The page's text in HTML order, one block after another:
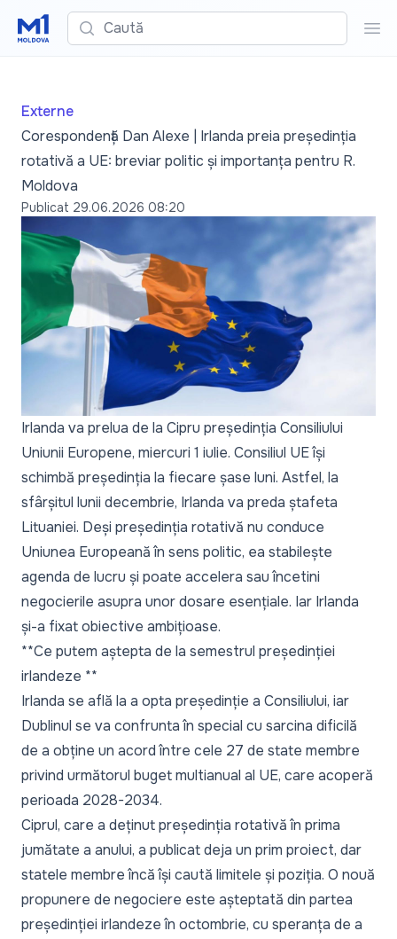
Caută
Externe
Corespondență Dan Alexe | Irlanda preia președinția
rotativă a UE: breviar politic și importanța pentru R.
Moldova
Publicat 29.06.2026 08:20
Irlanda va prelua de la Cipru președinția Consiliului
Uniunii Europene, miercuri 1 iulie. Consiliul UE își
schimbă președinția la fiecare șase luni. Astfel, la
sfârșitul lunii decembrie, Irlanda va preda ștafeta
Lituaniei. Deși președinția rotativă nu conduce
Uniunea Europeană în sens politic, ea stabilește
agenda de lucru și poate accelera sau încetini
negocierile asupra unor dosare esențiale. Iar Irlanda
și-a fixat obiective ambițioase.
**Ce putem aștepta de la semestrul președinției
irlandeze **
Irlanda se află la a opta președinție a Consiliului, iar
Dublinul se va confrunta în special cu sarcina dificilă
de a obține un acord între cele 27 de state membre
privind următorul buget multianual al UE, care acoperă
perioada 2028-2034.
Ciprul, care a deținut președinția rotativă în prima
jumătate a anului, a publicat deja un prim proiect, dar
statele membre încă își caută limitele și poziția. O nouă
propunere de negociere este așteptată din partea
președinției irlandeze în octombrie, cu speranța de a